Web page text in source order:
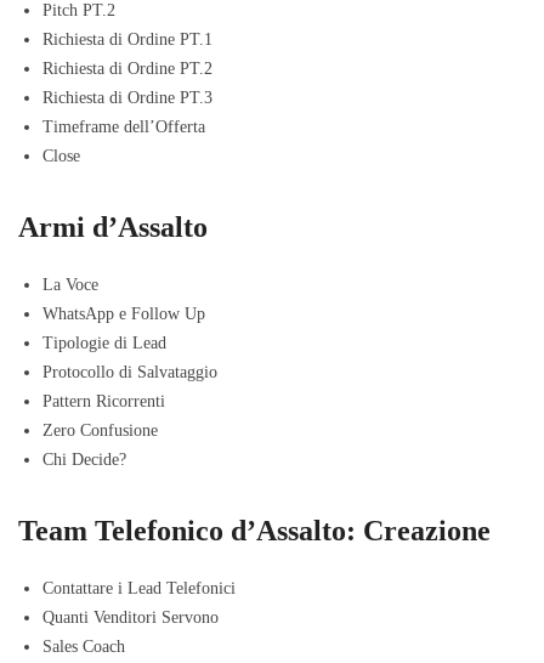
Pitch PT.2
Richiesta di Ordine PT.1
Richiesta di Ordine PT.2
Richiesta di Ordine PT.3
Timeframe dell’Offerta
Close
Armi d’Assalto
La Voce
WhatsApp e Follow Up
Tipologie di Lead
Protocollo di Salvataggio
Pattern Ricorrenti
Zero Confusione
Chi Decide?
Team Telefonico d’Assalto: Creazione
Contattare i Lead Telefonici
Quanti Venditori Servono
Sales Coach